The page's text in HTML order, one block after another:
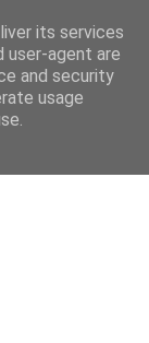
its services
user-agent are
and security
usage